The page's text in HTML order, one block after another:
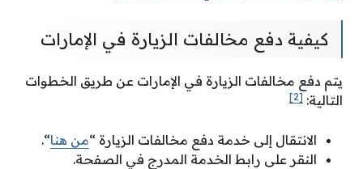
كيفية دفع مخالفات الزيارة في الإمارات
يتم دفع مخالفات الزيارة في الإمارات عن طريق الخطوات
التالية: [2]
الانتقال إلى خدمة دفع مخالفات الزيارة “من هنا“.
النقر على رابط الخدمة المدرج في الصفحة.